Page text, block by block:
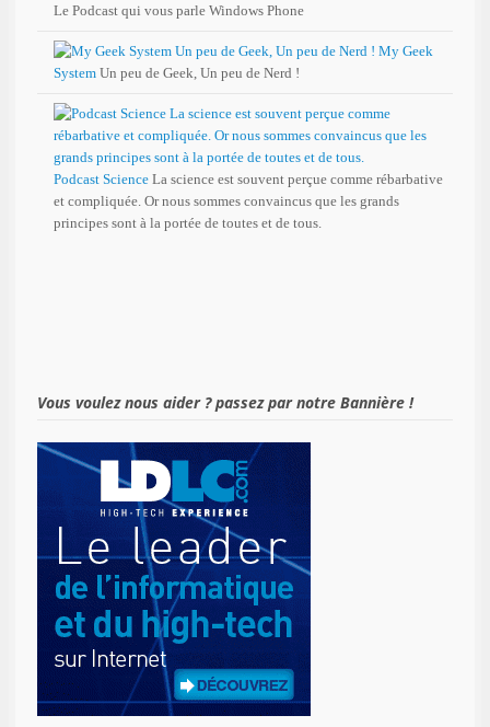
Le Podcast qui vous parle Windows Phone
My Geek
System Un peu de Geek, Un peu de Nerd !
Podcast Science La science est souvent perçue comme rébarbative
et compliquée. Or nous sommes convaincus que les grands
principes sont à la portée de toutes et de tous.
Vous voulez nous aider ? passez par notre Bannière !